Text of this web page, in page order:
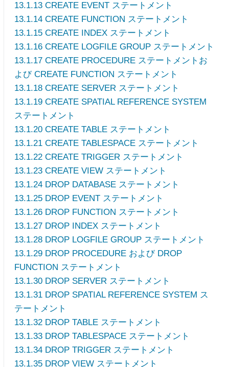
13.1.13 CREATE EVENT ステートメント
13.1.14 CREATE FUNCTION ステートメント
13.1.15 CREATE INDEX ステートメント
13.1.16 CREATE LOGFILE GROUP ステートメント
13.1.17 CREATE PROCEDURE ステートメントお
よび CREATE FUNCTION ステートメント
13.1.18 CREATE SERVER ステートメント
13.1.19 CREATE SPATIAL REFERENCE SYSTEM
ステートメント
13.1.20 CREATE TABLE ステートメント
13.1.21 CREATE TABLESPACE ステートメント
13.1.22 CREATE TRIGGER ステートメント
13.1.23 CREATE VIEW ステートメント
13.1.24 DROP DATABASE ステートメント
13.1.25 DROP EVENT ステートメント
13.1.26 DROP FUNCTION ステートメント
13.1.27 DROP INDEX ステートメント
13.1.28 DROP LOGFILE GROUP ステートメント
13.1.29 DROP PROCEDURE および DROP
FUNCTION ステートメント
13.1.30 DROP SERVER ステートメント
13.1.31 DROP SPATIAL REFERENCE SYSTEM ス
テートメント
13.1.32 DROP TABLE ステートメント
13.1.33 DROP TABLESPACE ステートメント
13.1.34 DROP TRIGGER ステートメント
13.1.35 DROP VIEW ステートメント